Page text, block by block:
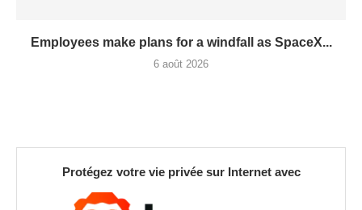
Employees make plans for a windfall as SpaceX...
6 août 2026
Protégez votre vie privée sur Internet avec